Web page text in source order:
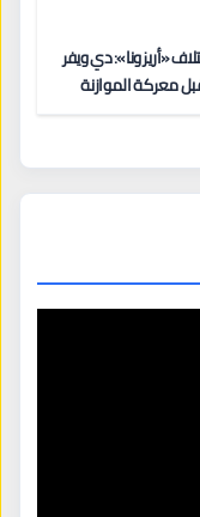
بلجيكا تشقّ ائتلاف «أريزونا»: دي ويفر
معركة الموازنة